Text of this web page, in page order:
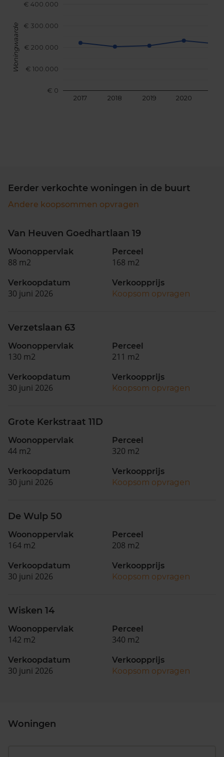
2017 2018 2019 2020
€ 0
€ 100.000
€ 200.000
€ 300.000
€ 400.000
Woningwaarde
Eerder verkochte woningen in de buurt
Andere koopsommen opvragen
Van Heuven Goedhartlaan 19
Woonoppervlak
88 m2
Perceel
168 m2
Verkoopdatum
30 juni 2026
Verkoopprijs
Koopsom opvragen
Verzetslaan 63
Woonoppervlak
130 m2
Perceel
211 m2
Verkoopdatum
30 juni 2026
Verkoopprijs
Koopsom opvragen
Grote Kerkstraat 11D
Woonoppervlak
44 m2
Perceel
320 m2
Verkoopdatum
30 juni 2026
Verkoopprijs
Koopsom opvragen
De Wulp 50
Woonoppervlak
164 m2
Perceel
208 m2
Verkoopdatum
30 juni 2026
Verkoopprijs
Koopsom opvragen
Wisken 14
Woonoppervlak
142 m2
Perceel
340 m2
Verkoopdatum
30 juni 2026
Verkoopprijs
Koopsom opvragen
Woningen